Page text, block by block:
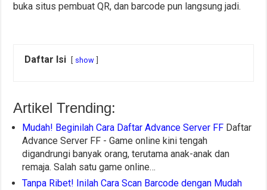
buka situs pembuat QR, dan barcode pun langsung jadi.
Daftar Isi show
Artikel Trending:
Mudah! Beginilah Cara Daftar Advance Server FF Daftar
Advance Server FF - Game online kini tengah
digandrungi banyak orang, terutama anak-anak dan
remaja. Salah satu game online…
Tanpa Ribet! Inilah Cara Scan Barcode dengan Mudah